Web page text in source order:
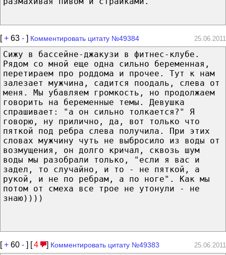
[+ 63 - ] Комментировать цитату №49384 25.06.2011
Сижу в бассейне-джакузи в фитнес-клубе.
Рядом со мной еще одна сильно беременная,
перетираем про роддома и прочее. Тут к нам
залезает мужчина, садится поодаль, слева от
меня. Мы убавляем громкость, но продолжаем
говорить на беременные темы. Девушка
спрашивает: "а он сильно толкается?" Я
говорю, ну прилично, да, вот только что
пяткой под ребра слева получила. При этих
словах мужчину чуть не выбросило из воды от
возмущения, он долго кричал, сквозь шум
воды мы разобрали только, "если я вас и
задел, то случайно, и то - не пяткой, а
рукой, и не по ребрам, а по ноге". Как мы
потом от смеха все трое не утонули - не
знаю))))
[+ 60 - ] [4 ] Комментировать цитату №49383 25.06.2011